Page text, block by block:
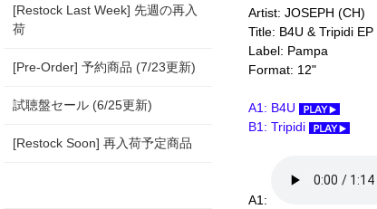
Artist: JOSEPH (CH)
Title: B4U & Tripidi EP
Label: Pampa
Format: 12"
A1: B4U
B1: Tripidi
A1:
[Restock Last Week] 先週の再入
荷
[Pre-Order] 予約商品 (7/23更新)
試聴盤セール (6/25更新)
[Restock Soon] 再入荷予定商品